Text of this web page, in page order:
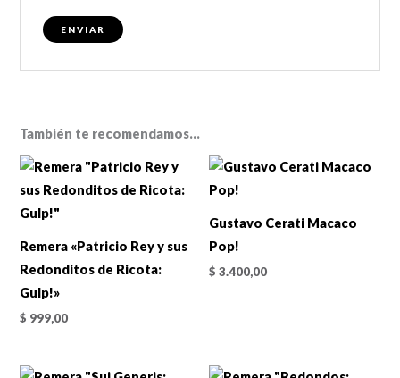
También te recomendamos…
Remera «Patricio Rey y sus
Redonditos de Ricota:
Gulp!»
$ 999,00
Gustavo Cerati Macaco
Pop!
$ 3.400,00